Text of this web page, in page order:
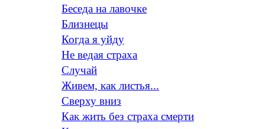
Беседа на лавочке
Близнецы
Когда я уйду
Не ведая страха
Случай
Живем, как листья...
Сверху вниз
Как жить без страха смерти